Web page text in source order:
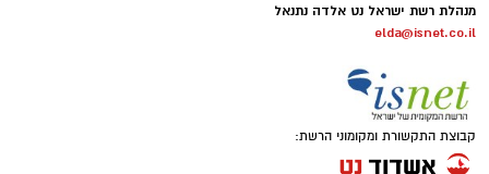
מנהלת רשת ישראל נט אלדה נתנאל
elda@isnet.co.il
קבוצת התקשורת ומקומוני הרשת: